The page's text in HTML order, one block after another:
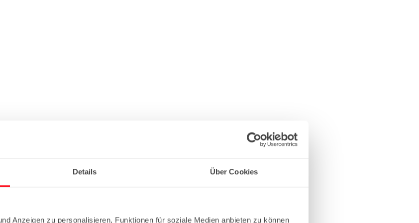
Details Über Cookies
Anzeigen zu personalisieren, Funktionen für soziale Medien anbieten zu können